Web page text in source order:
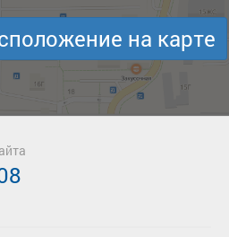
на карте